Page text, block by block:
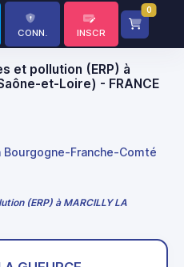
CONN. INSCR
0
et pollution (ERP) à
et-Loire) - FRANCE
Franche-Comté
(ERP) à MARCILLY LA